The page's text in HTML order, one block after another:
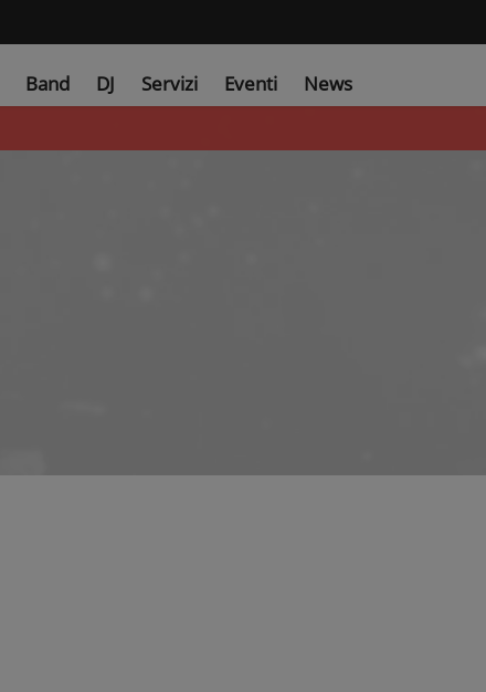
Band DJ Servizi Eventi News